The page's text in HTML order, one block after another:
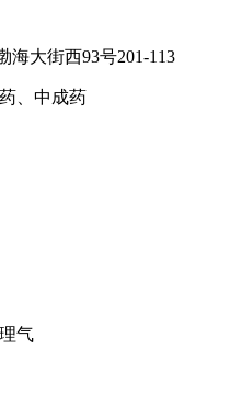
海大街西93号201-113
、中成药
气